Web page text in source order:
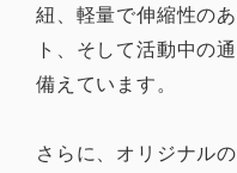
紐、軽量で伸縮性の
ト、そして活動中の
備えています。
さらに、オリジナル